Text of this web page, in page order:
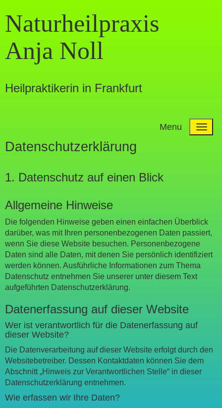
Naturheilpraxis
Anja Noll
Heilpraktikerin in Frankfurt
Menu
Datenschutz­erklärung
1. Datenschutz auf einen Blick
Allgemeine Hinweise
Die folgenden Hinweise geben einen einfachen Überblick
darüber, was mit Ihren personenbezogenen Daten passiert,
wenn Sie diese Website besuchen. Personenbezogene
Daten sind alle Daten, mit denen Sie persönlich identifiziert
werden können. Ausführliche Informationen zum Thema
Datenschutz entnehmen Sie unserer unter diesem Text
aufgeführten Datenschutzerklärung.
Datenerfassung auf dieser Website
Wer ist verantwortlich für die Datenerfassung auf
dieser Website?
Die Datenverarbeitung auf dieser Website erfolgt durch den
Websitebetreiber. Dessen Kontaktdaten können Sie dem
Abschnitt „Hinweis zur Verantwortlichen Stelle“ in dieser
Datenschutzerklärung entnehmen.
Wie erfassen wir Ihre Daten?